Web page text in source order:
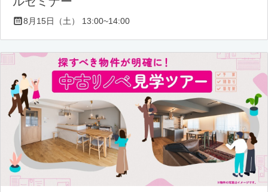
8月15日（土） 13:00~14:00